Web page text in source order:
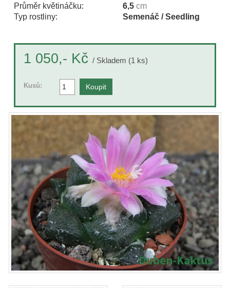
Průměr květináčku:
6,5 cm
Typ rostliny:
Semenáč / Seedling
1 050,- Kč / Skladem (1 ks)
Kusů: